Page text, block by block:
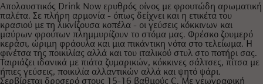
Απολαυστικός Drink Now ερυθρός οίνος με φρουτώδη αρωματική
παλέτα. Σε πλήρη αρμονία - όπως δείχνει και η ετικέτα του
κρασιού με τη λικνίζουσα κοπέλα - οι γεύσεις κόκκινων και
μαύρων φρούτων πλημμυρίζουν το στόμα μας. Φρέσκο ζουμερό
κεράσι, ώριμη φράουλα και μια πικάντικη νότα στο τελείωμα. Η
φινέτσα της ποικιλίας αλλά και του ιταλικού στυλ στο ποτήρι σας.
Ταιριάζει ιδανικά με πιάτα ζυμαρικών, κόκκινες σάλτσες, πίτσα με
ήπιες γεύσεις, ποικιλία αλλαντικών αλλά και ψητό ψάρι.
Σερβίρεται δροσερό στους 15-16 βαθμούς C. Με γεωγραφική